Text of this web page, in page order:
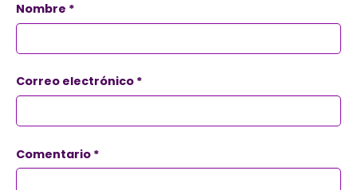
Nombre *
Correo electrónico *
Comentario *